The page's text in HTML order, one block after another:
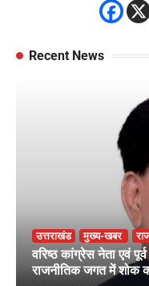
Recent News
उत्तराखंड मुख्य-खबर
वरिष्ठ कांग्रेस नेता एवं
राजनीतिक जगत में शोक